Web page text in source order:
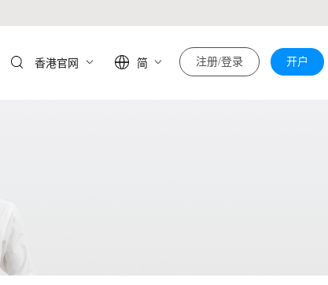
香港官网 简 注册/登录 开户